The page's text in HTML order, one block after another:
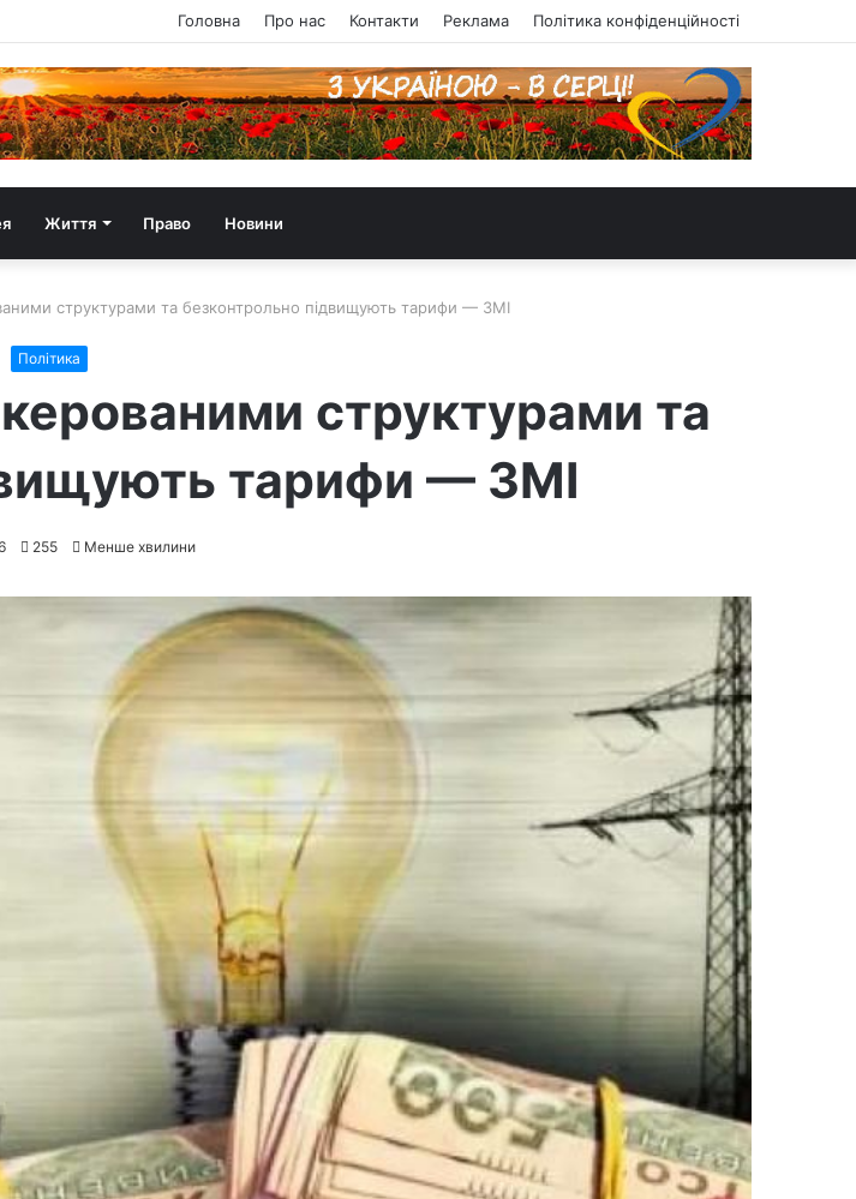
Головна Про нас Контакти Реклама Політика конфіденційності
Життя Право Новини
структурами та безконтрольно підвищують тарифи — ЗМІ
Політика
структурами та
тарифи — ЗМІ
255 Менше хвилини